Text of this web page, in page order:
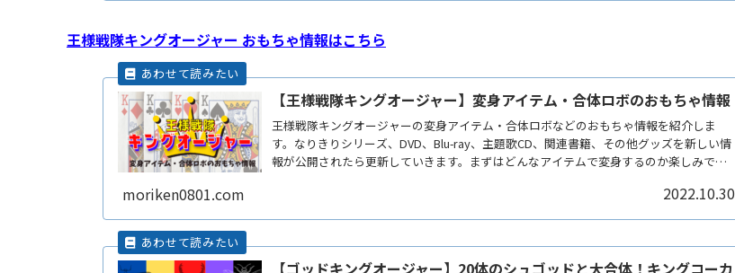
王様戦隊キングオージャー おもちゃ情報はこちら
【王様戦隊キングオージャー】変身アイテム・合体ロボのおもちゃ情報
王様戦隊キングオージャーの変身アイテム・合体ロボなどのおもちゃ情報を紹介しま
す。なりきりシリーズ、DVD、Blu-ray、主題歌CD、関連書籍、その他グッズを新しい情
報が公開されたら更新していきます。まずはどんなアイテムで変身するのか楽しみで
moriken0801.com 2022.10.30
【ゴッドキングオージャー】20体のシュゴッドと大合体！キングコーカ